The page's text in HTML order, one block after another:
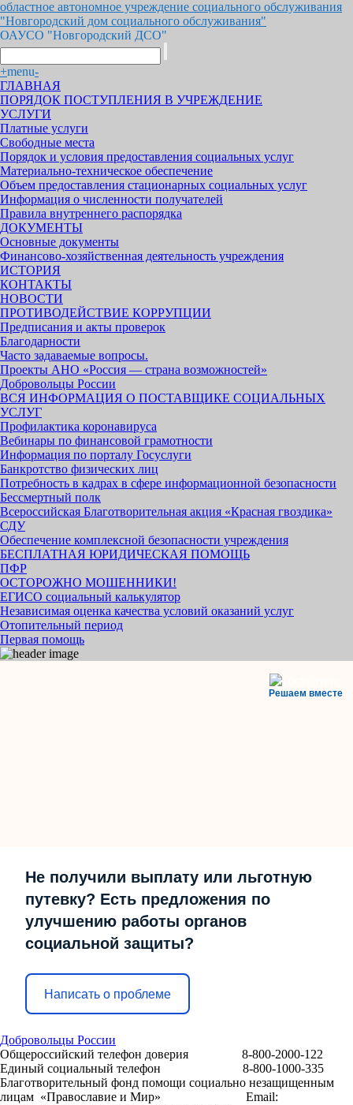
областное автономное учреждение социального обслуживания
"Новгородский дом социального обслуживания"
ОАУСО "Новгородский ДСО"
+menu-
ГЛАВНАЯ
ПОРЯДОК ПОСТУПЛЕНИЯ В УЧРЕЖДЕНИЕ
УСЛУГИ
Платные услуги
Свободные места
Порядок и условия предоставления социальных услуг
Материально-техническое обеспечение
Объем предоставления стационарных социальных услуг
Информация о численности получателей
Правила внутреннего распорядка
ДОКУМЕНТЫ
Основные документы
Финансово-хозяйственная деятельность учреждения
ИСТОРИЯ
КОНТАКТЫ
НОВОСТИ
ПРОТИВОДЕЙСТВИЕ КОРРУПЦИИ
Предписания и акты проверок
Благодарности
Часто задаваемые вопросы.
Проекты АНО «Россия — страна возможностей»
Добровольцы России
ВСЯ ИНФОРМАЦИЯ О ПОСТАВЩИКЕ СОЦИАЛЬНЫХ
УСЛУГ
Профилактика коронавируса
Вебинары по финансовой грамотности
Информация по порталу Госуслуги
Банкротство физических лиц
Потребность в кадрах в сфере информационной безопасности
Бессмертный полк
Всероссийская Благотворительная акция «Красная гвоздика»
СДУ
Обеспечение комплексной безопасности учреждения
БЕСПЛАТНАЯ ЮРИДИЧЕСКАЯ ПОМОЩЬ
ПФР
ОСТОРОЖНО МОШЕННИКИ!
ЕГИСО социальный калькулятор
Независимая оценка качества условий оказаний услуг
Отопительный период
Первая помощь
Решаем вместе
Не получили выплату или льготную
путевку? Есть предложения по
улучшению работы органов
социальной защиты?
Написать о проблеме
Добровольцы России
Общероссийский телефон доверия 8-800-2000-122
Единый социальный телефон 8-800-1000-335
Благотворительный фонд помощи социально незащищенным
лицам «Православие и Мир» Email: